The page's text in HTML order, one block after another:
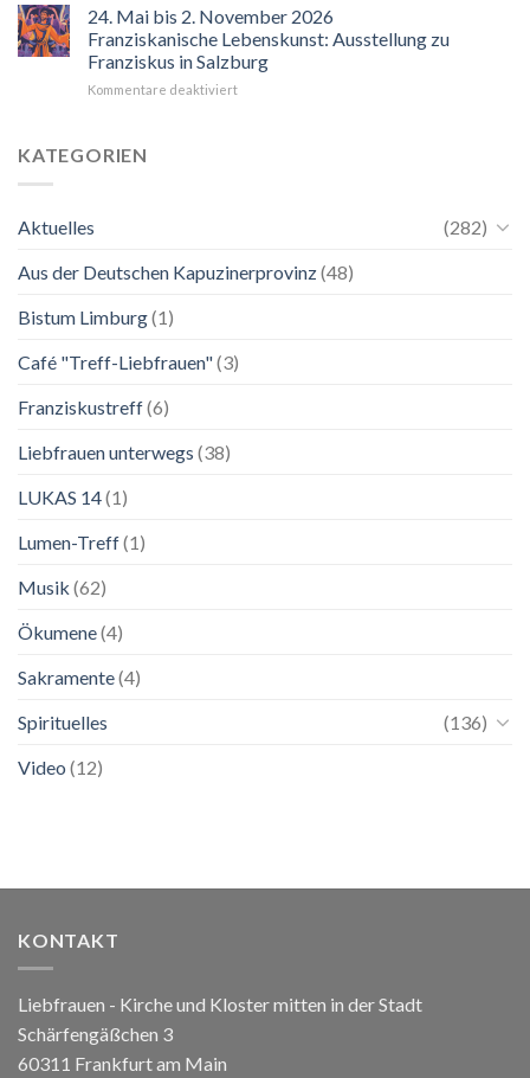
hilft
Blick
auf
Maria.
24. Mai bis 2. November 2026
Franziskanische Lebenskunst: Ausstellung zu
Franziskus in Salzburg
Kommentare deaktiviertfür
Ausstellung
KATEGORIEN
Aktuelles
(282)
Aus der Deutschen Kapuzinerprovinz(48)
Bistum Limburg(1)
Café "Treff-Liebfrauen"(3)
Franziskustreff(6)
Liebfrauen unterwegs (38)
LUKAS 14(1)
Lumen-Treff(1)
Musik (62)
Ökumene(4)
Sakramente(4)
Spirituelles
(136)
Video (12)
KONTAKT
Liebfrauen - Kirche und Kloster mitten in der Stadt
Schärfengäßchen 3
60311 Frankfurt am Main